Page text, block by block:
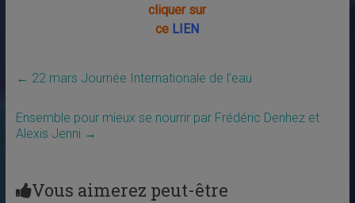
cliquer sur
ce LIEN
← 22 mars Journée Internationale de l’eau
Ensemble pour mieux se nourrir par Frédéric Denhez et
Alexis Jenni →
Vous aimerez peut-être